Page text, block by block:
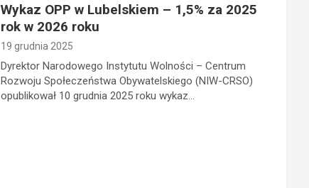
Wykaz OPP w Lubelskiem – 1,5% za 2025
rok w 2026 roku
19 grudnia 2025
Dyrektor Narodowego Instytutu Wolności – Centrum
Rozwoju Społeczeństwa Obywatelskiego (NIW-CRSO)
opublikował 10 grudnia 2025 roku wykaz…